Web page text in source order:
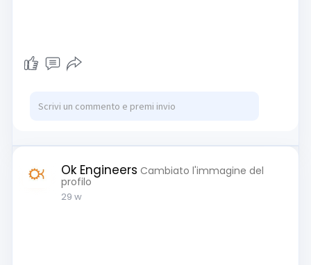
Ok Engineers Cambiato l'immagine del
profilo
29 w